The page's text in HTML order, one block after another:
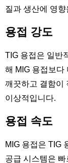
질과 생산에 영
용접 강도
TIG 용접은 일반
해 MIG 용접보다
깨끗하고 결함이
이상적입니다.
용접 속도
MIG 용접은 TIG
공급 시스템은